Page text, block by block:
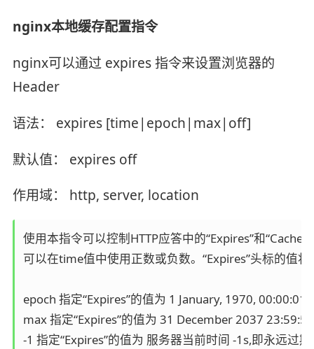
nginx本地缓存配置指令
nginx可以通过 expires 指令来设置浏览器的
Header
语法： expires [time|epoch|max|off]
默认值： expires off
作用域： http, server, location
使用本指令可以控制HTTP应答中的“Expires”和
可以在time值中使用正数或负数。“Expires”头标的值
epoch 指定“Expires”的值为 1 January, 1970, 00:00:01
max 指定“Expires”的值为 31 December 2037
-1 指定“Expires”的值为 服务器当前时间 -1s,即永远过期